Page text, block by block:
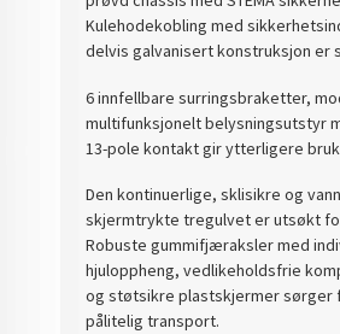
Kulehodekobling med
delvis galvanisert konstruksjon er
6 innfellbare surringsbraketter,
multifunksjonelt belysningsutstyr
13-pole kontakt gir ytterligere
Den kontinuerlige, sklisikre og
skjermtrykte tregulvet er utsøkt
Robuste gummifjæraksler med
hjuloppheng, vedlikeholdsfrie
og støtsikre plastskjermer sørger
pålitelig transport.